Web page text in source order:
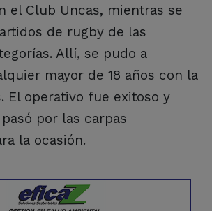
el Club Uncas, mientras se
de rugby de las
Allí, se pudo a
mayor de 18 años con la
El operativo fue exitoso y
por las carpas
la ocasión.